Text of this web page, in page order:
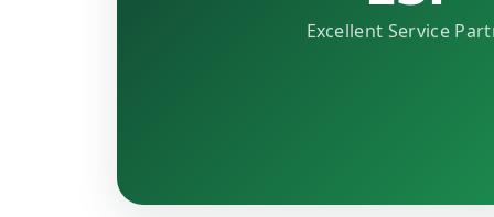
Excellent Service